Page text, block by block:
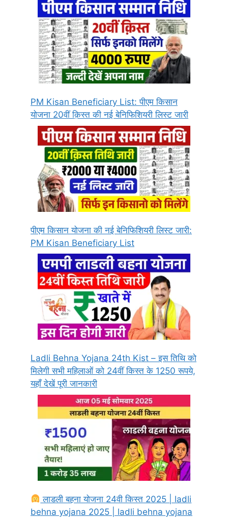
PM Kisan Beneficiary List: पीएम किसान
योजना 20वीं क़िस्त की नई बेनिफिशियरी लिस्ट जारी
पीएम किसान योजना की नई बेनिफिशियरी लिस्ट जारी:
PM Kisan Beneficiary List
Ladli Behna Yojana 24th Kist – इस तिथि को
मिलेगी सभी महिलाओं को 24वीं किस्त के 1250 रूपये,
यहाँ देखें पूरी जानकारी
लाडली बहना योजना 24वी किस्त 2025 | ladli
behna yojana 2025 | ladli behna yojana